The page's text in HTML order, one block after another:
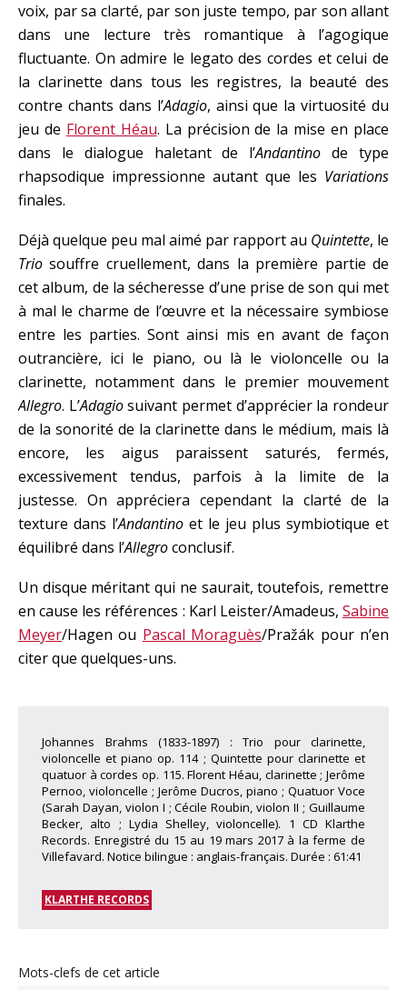
voix, par sa clarté, par son juste tempo, par son allant
dans une lecture très romantique à l’agogique
fluctuante. On admire le legato des cordes et celui de
la clarinette dans tous les registres, la beauté des
contre chants dans l’Adagio, ainsi que la virtuosité du
jeu de Florent Héau. La précision de la mise en place
dans le dialogue haletant de l’Andantino de type
rhapsodique impressionne autant que les Variations
finales.
Déjà quelque peu mal aimé par rapport au Quintette, le
Triosouffre cruellement, dans la première partie de
cet album, de la sécheresse d’une prise de son qui met
à mal le charme de l’œuvre et la nécessaire symbiose
entre les parties. Sont ainsi mis en avant de façon
outrancière, ici le piano, ou là le violoncelle ou la
clarinette, notamment dans le premier mouvement
Allegro. L’Adagiosuivant permet d’apprécier la rondeur
de la sonorité de la clarinette dans le médium, mais là
encore, les aigus paraissent saturés, fermés,
excessivement tendus, parfois à la limite de la
justesse. On appréciera cependant la clarté de la
texture dans l’Andantino et le jeu plus symbiotique et
équilibré dans l’Allegroconclusif.
Un disque méritant qui ne saurait, toutefois, remettre
en cause les références : Karl Leister/Amadeus, Sabine
Meyer/Hagen ou Pascal Moraguès/Pražák pour n’en
citer que quelques-uns.
Johannes Brahms (1833-1897) : Trio pour clarinette,
violoncelle et piano op. 114 ; Quintette pour clarinette et
quatuor à cordes op. 115. Florent Héau, clarinette ; Jerôme
Pernoo, violoncelle ; Jerôme Ducros, piano ; Quatuor Voce
(Sarah Dayan, violon I ; Cécile Roubin, violon II ; Guillaume
Becker, alto ; Lydia Shelley, violoncelle). 1 CD Klarthe
Records. Enregistré du 15 au 19 mars 2017 à la ferme de
Villefavard. Notice bilingue : anglais-français. Durée : 61:41
KLARTHE RECORDS
Mots-clefs de cet article